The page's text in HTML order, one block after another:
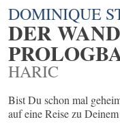
DOMINIQUE
DER
HARIC
Bist Du schon mal
auf eine Reise zu